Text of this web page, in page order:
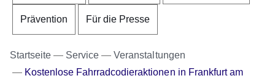
Prävention Für die Presse
Startseite Service
Veranstaltungen
Kostenlose Fahrradcodieraktionen in Frankfurt am